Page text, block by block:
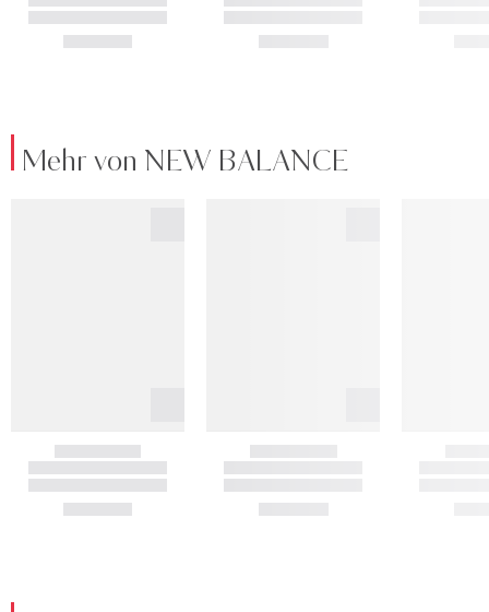
Mehr von NEW BALANCE